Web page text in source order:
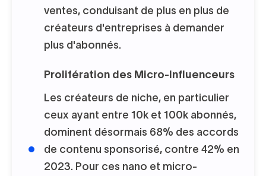
ventes, conduisant de plus en plus de
créateurs d'entreprises à demander
plus d'abonnés.
Prolifération des Micro-Influenceurs
Les créateurs de niche, en particulier
ceux ayant entre 10k et 100k abonnés,
dominent désormais 68% des accords
de contenu sponsorisé, contre 42% en
2023. Pour ces nano et micro-